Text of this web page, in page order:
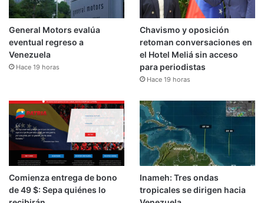
General Motors evalúa
eventual regreso a
Venezuela
Hace 19 horas
Chavismo y oposición
retoman conversaciones en
el Hotel Meliá sin acceso
para periodistas
Hace 19 horas
Comienza entrega de bono
de 49 $: Sepa quiénes lo
Inameh: Tres ondas
tropicales se dirigen hacia